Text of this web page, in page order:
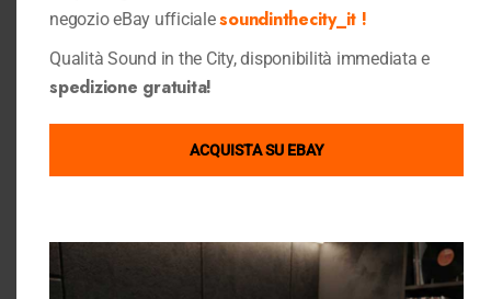
Dove Siamo Link Utili
Condizioni di Vendita
Chi Siamo
negozio eBay ufficialesoundinthecity_it !
Qualità Sound in the City, disponibilità immediata e
spedizione gratuita!
ACQUISTA SU EBAY